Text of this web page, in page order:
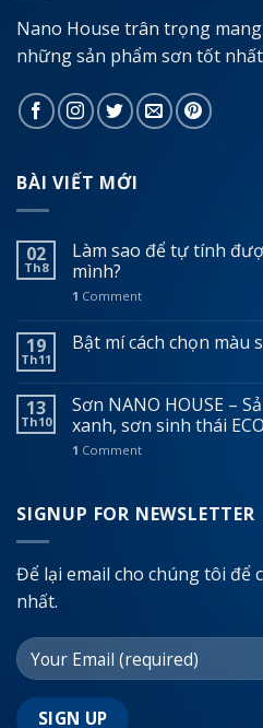
Nano House trân trọng
những sản phẩm sơn tốt
BÀI VIẾT MỚI
02
Th8
Làm sao để tự tính
mình?
1 Comment
19
Th11
Bật mí cách chọn màu
13
Th10
Sơn NANO HOUSE –
xanh, sơn sinh thái
1 Comment
SIGNUP FOR NEWSLETTER
Để lại email cho chúng tôi để
nhất.